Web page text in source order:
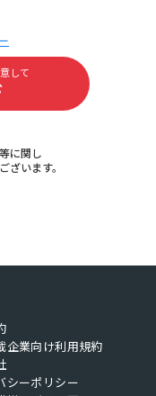
して
に関し
ざいます。
企業向け利用規約
シーポリシー